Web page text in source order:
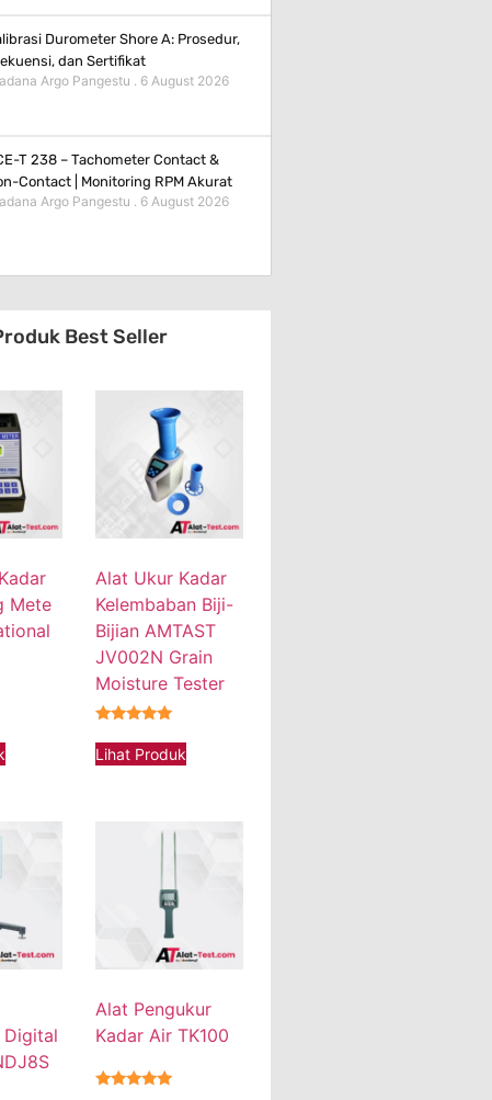
Durometer Shore A: Prosedur,
dan Sertifikat
Argo Pangestu
6 August 2026
T 238 – Tachometer Contact &
Contact | Monitoring RPM Akurat
Argo Pangestu
6 August 2026
Best Seller
Mete
Alat Ukur Kadar
Kelembaban Biji-
Bijian AMTAST
JV002N Grain
Moisture Tester
Lihat Produk
Digital
Alat Pengukur
Kadar Air TK100